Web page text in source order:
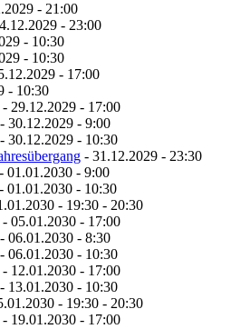
- 21:00
- 23:00
- 10:30
- 10:30
- 17:00
- 10:30
- 29.12.2029 - 17:00
- 30.12.2029 - 9:00
- 30.12.2029 - 10:30
- 31.12.2029 - 23:30
- 01.01.2030 - 9:00
- 01.01.2030 - 10:30
- 19:30 - 20:30
- 05.01.2030 - 17:00
- 06.01.2030 - 8:30
- 06.01.2030 - 10:30
- 12.01.2030 - 17:00
- 13.01.2030 - 10:30
- 19:30 - 20:30
- 19.01.2030 - 17:00